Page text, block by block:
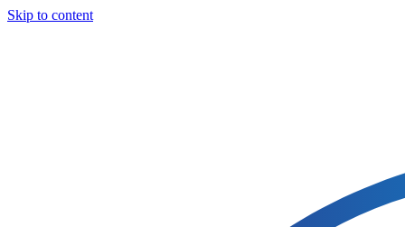
Skip to content